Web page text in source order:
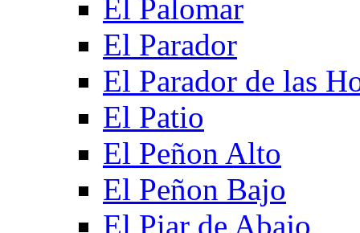
El Palomar
El Parador
El Parador de las
El Patio
El Peñon Alto
El Peñon Bajo
El Piar de Abajo